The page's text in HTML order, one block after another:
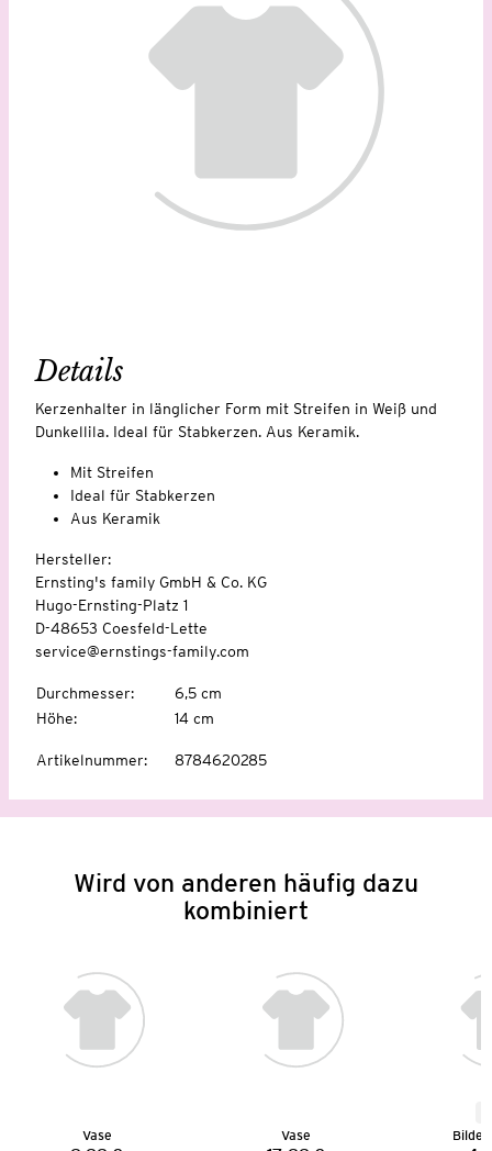
Details
Kerzenhalter in länglicher Form mit Streifen in Weiß und
Dunkellila. Ideal für Stabkerzen. Aus Keramik.
Mit Streifen
Ideal für Stabkerzen
Aus Keramik
Hersteller:
Ernsting's family GmbH & Co. KG
Hugo-Ernsting-Platz 1
D-48653 Coesfeld-Lette
service@ernstings-family.com
Durchmesser:
6,5 cm
Höhe: 14 cm
Artikelnummer: 8784620285
Wird von anderen häufig dazu
kombiniert
Vase Vase